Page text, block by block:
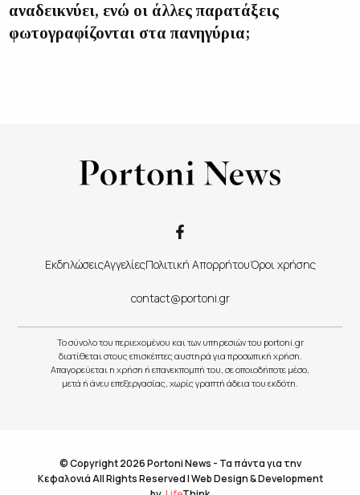
αναδεικνύει, ενώ οι άλλες παρατάξεις
φωτογραφίζονται στα πανηγύρια;
ΕκδηλώσειςΑγγελίεςΠολιτική ΑπορρήτουΌροι χρήσης
contact@portoni.gr
Το σύνολο του περιεχομένου και των υπηρεσιών του portoni.gr
διατίθεται στους επισκέπτες αυστηρά για προσωπική χρήση.
Απαγορεύεται η χρήση ή επανεκπομπή του, σε οποιοδήποτε μέσο,
μετά ή άνευ επεξεργασίας, χωρίς γραπτή άδεια του εκδότη.
© Copyright 2026 Portoni News - Τα πάντα για την
Κεφαλονιά All Rights Reserved |Web Design & Development